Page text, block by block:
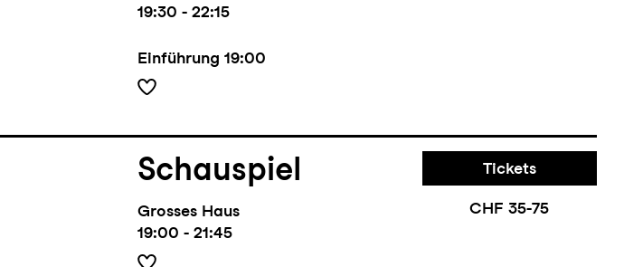
19:30 - 22:15
Einführung 19:00
Schauspiel
Grosses Haus
19:00 - 21:45
Tickets
CHF 35-75